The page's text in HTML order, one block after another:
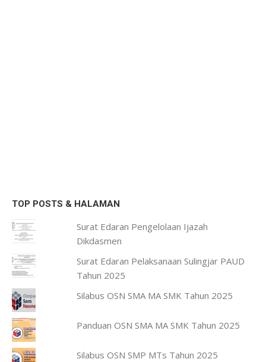
TOP POSTS & HALAMAN
Surat Edaran Pengelolaan Ijazah
Dikdasmen
Surat Edaran Pelaksanaan Sulingjar PAUD
Tahun 2025
Silabus OSN SMA MA SMK Tahun 2025
Panduan OSN SMA MA SMK Tahun 2025
Silabus OSN SMP MTs Tahun 2025